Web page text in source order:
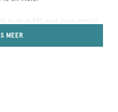
je de outfit voor jouw meisje
bestellen en snel in huis, vóór
MEER